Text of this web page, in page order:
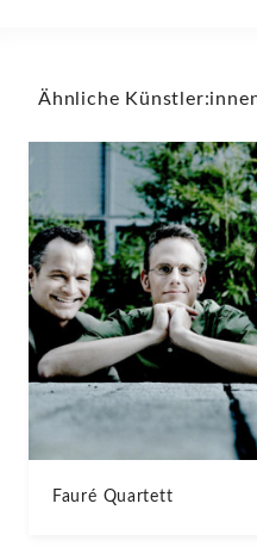
Ähnliche
Fauré Quartett